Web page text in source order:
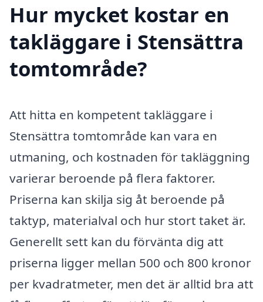
Hur mycket kostar en
takläggare i Stensättra
tomtområde?
Att hitta en kompetent takläggare i
Stensättra tomtområde kan vara en
utmaning, och kostnaden för takläggning
varierar beroende på flera faktorer.
Priserna kan skilja sig åt beroende på
taktyp, materialval och hur stort taket är.
Generellt sett kan du förvänta dig att
priserna ligger mellan 500 och 800 kronor
per kvadratmeter, men det är alltid bra att